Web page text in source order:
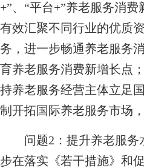
+”、“平台+”养老服务消
有效汇聚不同行业的优质
务，进一步畅通养老服务
育养老服务消费新增长点
持养老服务经营主体立足
制开拓国际养老服务市场
问题2：提升养老服
步在落实《若干措施》和